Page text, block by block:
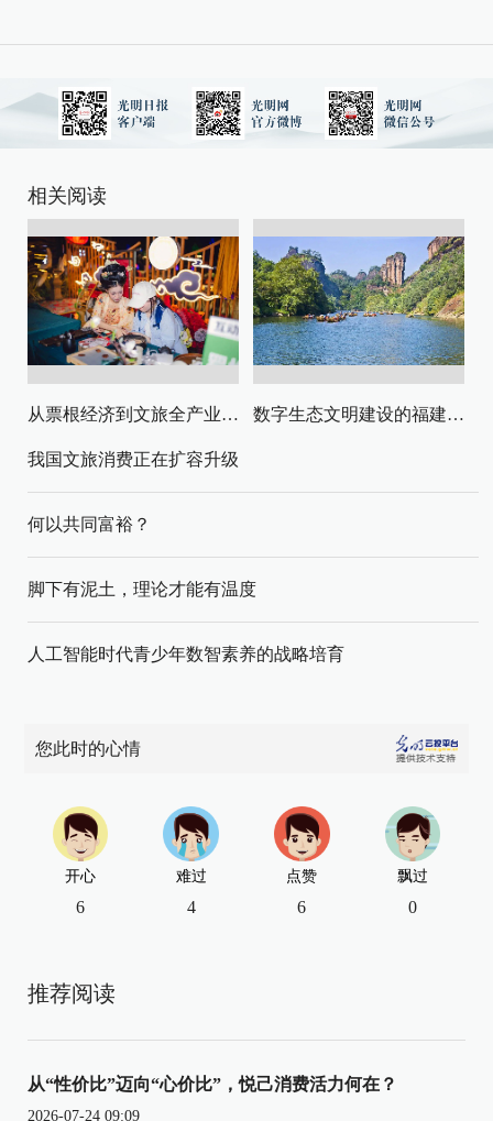
相关阅读
从票根经济到文旅全产业链升级 数字生态文明建设的福建路径与启示
我国文旅消费正在扩容升级
何以共同富裕？
脚下有泥土，理论才能有温度
人工智能时代青少年数智素养的战略培育
您此时的心情
开心
6
难过
4
点赞
6
飘过
0
推荐阅读
从“性价比”迈向“心价比”，悦己消费活力何在？
2026-07-24 09:09